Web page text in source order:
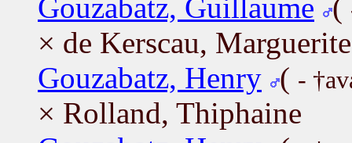
Gouzabatz, Guillaume (
× de Kerscau, Marguerite
Gouzabatz, Henry ( -
× Rolland, Thiphaine